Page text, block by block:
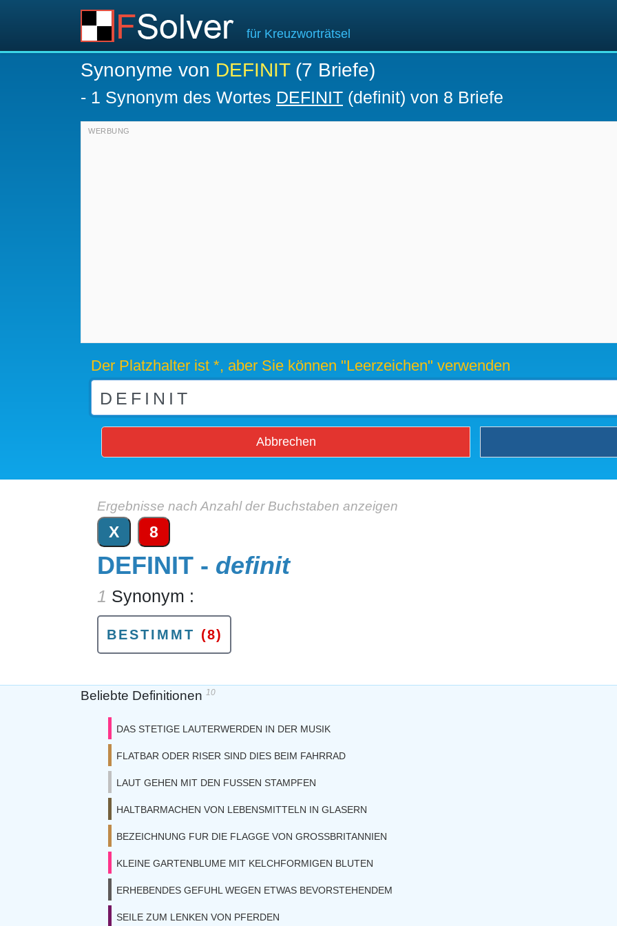
für Kreuzworträtsel
Synonyme von DEFINIT(7 Briefe)
- 1 Synonym des Wortes DEFINIT (definit) von 8 Briefe
Der Platzhalter ist *, aber Sie können "Leerzeichen" verwenden
Abbrechen
Ergebnisse nach Anzahl der Buchstaben anzeigen
X 8
DEFINIT - definit
1 Synonym :
BESTIMMT (8)
Beliebte Definitionen 10
DAS STETIGE LAUTERWERDEN IN DER MUSIK
FLATBAR ODER RISER SIND DIES BEIM FAHRRAD
LAUT GEHEN MIT DEN FUSSEN STAMPFEN
HALTBARMACHEN VON LEBENSMITTELN IN GLASERN
BEZEICHNUNG FUR DIE FLAGGE VON GROSSBRITANNIEN
KLEINE GARTENBLUME MIT KELCHFORMIGEN BLUTEN
ERHEBENDES GEFUHL WEGEN ETWAS BEVORSTEHENDEM
SEILE ZUM LENKEN VON PFERDEN